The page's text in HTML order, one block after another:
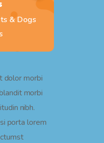
& Dogs
dolor morbi
morbi
nibh.
porta lorem